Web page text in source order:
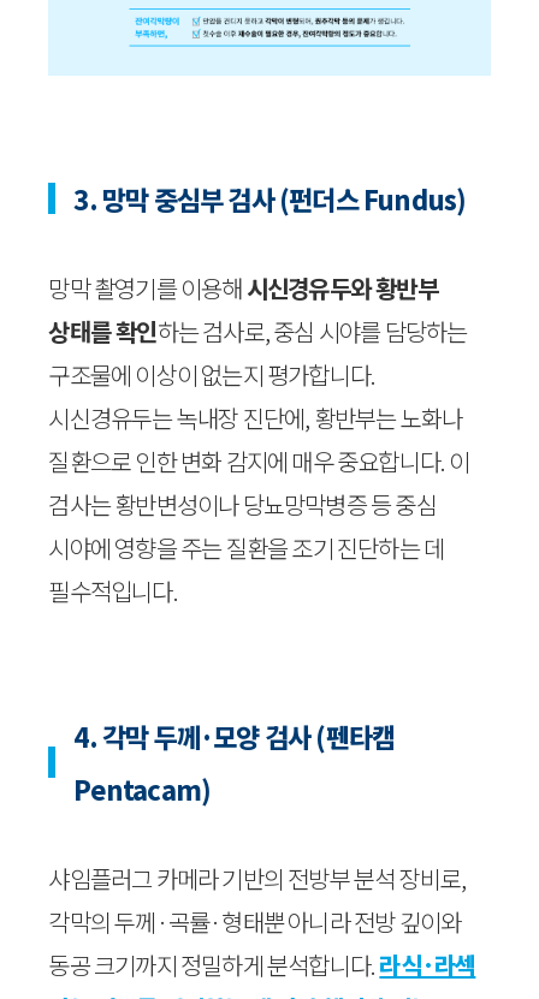
3. 망막 중심부 검사 (펀더스 Fundus)
망막 촬영기를 이용해시신경유두와 황반부
상태를 확인하는 검사로, 중심 시야를 담당하는
구조물에 이상이 없는지 평가합니다.
시신경유두는 녹내장 진단에, 황반부는 노화나
질환으로 인한 변화 감지에 매우 중요합니다. 이
검사는 황반변성이나 당뇨망막병증 등 중심
시야에 영향을 주는 질환을 조기 진단하는 데
필수적입니다.
4. 각막 두께·모양 검사 (펜타캠
Pentacam)
샤임플러그 카메라 기반의 전방부 분석 장비로,
각막의 두께·곡률·형태뿐 아니라 전방 깊이와
동공 크기까지 정밀하게 분석합니다.라식·라섹